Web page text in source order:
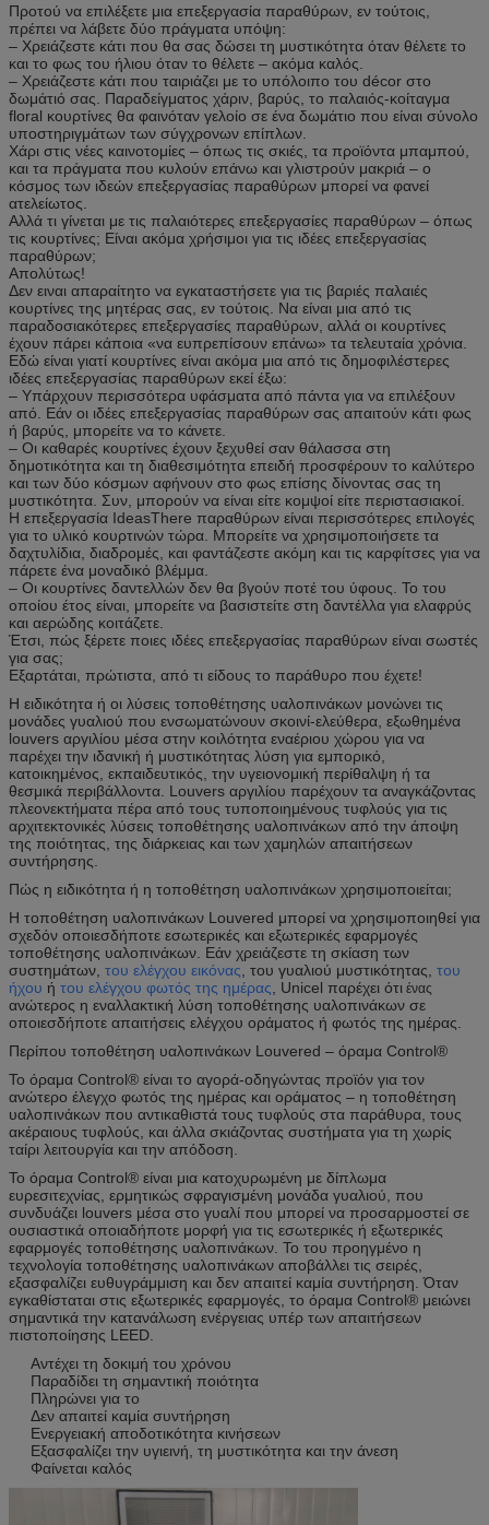
Προτού να επιλέξετε μια επεξεργασία παραθύρων, εν τούτοις,
πρέπει να λάβετε δύο πράγματα υπόψη:
– Χρειάζεστε κάτι που θα σας δώσει τη μυστικότητα όταν θέλετε το
και το φως του ήλιου όταν το θέλετε – ακόμα καλός.
– Χρειάζεστε κάτι που ταιριάζει με το υπόλοιπο του décor στο
δωμάτιό σας. Παραδείγματος χάριν, βαρύς, το παλαιός-κοίταγμα
floral κουρτίνες θα φαινόταν γελοίο σε ένα δωμάτιο που είναι σύνολο
υποστηριγμάτων των σύγχρονων επίπλων.
Χάρι στις νέες καινοτομίες – όπως τις σκιές, τα προϊόντα μπαμπού,
και τα πράγματα που κυλούν επάνω και γλιστρούν μακριά – ο
κόσμος των ιδεών επεξεργασίας παραθύρων μπορεί να φανεί
ατελείωτος.
Αλλά τι γίνεται με τις παλαιότερες επεξεργασίες παραθύρων – όπως
τις κουρτίνες; Είναι ακόμα χρήσιμοι για τις ιδέες επεξεργασίας
παραθύρων;
Απολύτως!
Δεν ειναι απαραίτητο να εγκαταστήσετε για τις βαριές παλαιές
κουρτίνες της μητέρας σας, εν τούτοις. Να είναι μια από τις
παραδοσιακότερες επεξεργασίες παραθύρων, αλλά οι κουρτίνες
έχουν πάρει κάποια «να ευπρεπίσουν επάνω» τα τελευταία χρόνια.
Εδώ είναι γιατί κουρτίνες είναι ακόμα μια από τις δημοφιλέστερες
ιδέες επεξεργασίας παραθύρων εκεί έξω:
– Υπάρχουν περισσότερα υφάσματα από πάντα για να επιλέξουν
από. Εάν οι ιδέες επεξεργασίας παραθύρων σας απαιτούν κάτι φως
ή βαρύς, μπορείτε να το κάνετε.
– Οι καθαρές κουρτίνες έχουν ξεχυθεί σαν θάλασσα στη
δημοτικότητα και τη διαθεσιμότητα επειδή προσφέρουν το καλύτερο
και των δύο κόσμων αφήνουν στο φως επίσης δίνοντας σας τη
μυστικότητα. Συν, μπορούν να είναι είτε κομψοί είτε περιστασιακοί.
Η επεξεργασία IdeasThere παραθύρων είναι περισσότερες επιλογές
για το υλικό κουρτινών τώρα. Μπορείτε να χρησιμοποιήσετε τα
δαχτυλίδια, διαδρομές, και φαντάζεστε ακόμη και τις καρφίτσες για να
πάρετε ένα μοναδικό βλέμμα.
– Οι κουρτίνες δαντελλών δεν θα βγούν ποτέ του ύφους. Το του
οποίου έτος είναι, μπορείτε να βασιστείτε στη δαντέλλα για ελαφρύς
και αερώδης κοιτάζετε.
Έτσι, πώς ξέρετε ποιες ιδέες επεξεργασίας παραθύρων είναι σωστές
για σας;
Εξαρτάται, πρώτιστα, από τι είδους το παράθυρο που έχετε!
Η ειδικότητα ή οι λύσεις τοποθέτησης υαλοπινάκων μονώνει τις
μονάδες γυαλιού που ενσωματώνουν σκοινί-ελεύθερα, εξωθημένα
louvers αργιλίου μέσα στην κοιλότητα εναέριου χώρου για να
παρέχει την ιδανική ή μυστικότητας λύση για εμπορικό,
κατοικημένος, εκπαιδευτικός, την υγειονομική περίθαλψη ή τα
θεσμικά περιβάλλοντα. Louvers αργιλίου παρέχουν τα αναγκάζοντας
πλεονεκτήματα πέρα από τους τυποποιημένους τυφλούς για τις
αρχιτεκτονικές λύσεις τοποθέτησης υαλοπινάκων από την άποψη
της ποιότητας, της διάρκειας και των χαμηλών απαιτήσεων
συντήρησης.
Πώς η ειδικότητα ή η τοποθέτηση υαλοπινάκων χρησιμοποιείται;
Η τοποθέτηση υαλοπινάκων Louvered μπορεί να χρησιμοποιηθεί για
σχεδόν οποιεσδήποτε εσωτερικές και εξωτερικές εφαρμογές
τοποθέτησης υαλοπινάκων. Εάν χρειάζεστε τη σκίαση των
συστημάτων, του ελέγχου εικόνας , του γυαλιού μυστικότητας, του
ήχου ή του ελέγχου φωτός της ημέρας , Unicel παρέχει ότι ένας
ανώτερος η εναλλακτική λύση τοποθέτησης υαλοπινάκων σε
οποιεσδήποτε απαιτήσεις ελέγχου οράματος ή φωτός της ημέρας.
Περίπου τοποθέτηση υαλοπινάκων Louvered – όραμα Control®
Το όραμα Control® είναι το αγορά-οδηγώντας προϊόν για τον
ανώτερο έλεγχο φωτός της ημέρας και οράματος – η τοποθέτηση
υαλοπινάκων που αντικαθιστά τους τυφλούς στα παράθυρα, τους
ακέραιους τυφλούς, και άλλα σκιάζοντας συστήματα για τη χωρίς
ταίρι λειτουργία και την απόδοση.
Το όραμα Control® είναι μια κατοχυρωμένη με δίπλωμα
ευρεσιτεχνίας, ερμητικώς σφραγισμένη μονάδα γυαλιού, που
συνδυάζει louvers μέσα στο γυαλί που μπορεί να προσαρμοστεί σε
ουσιαστικά οποιαδήποτε μορφή για τις εσωτερικές ή εξωτερικές
εφαρμογές τοποθέτησης υαλοπινάκων. Το του προηγμένο η
τεχνολογία τοποθέτησης υαλοπινάκων αποβάλλει τις σειρές,
εξασφαλίζει ευθυγράμμιση και δεν απαιτεί καμία συντήρηση. Όταν
εγκαθίσταται στις εξωτερικές εφαρμογές, το όραμα Control® μειώνει
σημαντικά την κατανάλωση ενέργειας υπέρ των απαιτήσεων
πιστοποίησης LEED.
Αντέχει τη δοκιμή του χρόνου
Παραδίδει τη σημαντική ποιότητα
Πληρώνει για το
Δεν απαιτεί καμία συντήρηση
Ενεργειακή αποδοτικότητα κινήσεων
Εξασφαλίζει την υγιεινή, τη μυστικότητα και την άνεση
Φαίνεται καλός